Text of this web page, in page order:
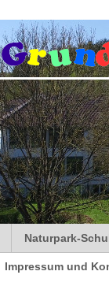
Naturpark-
Impressum und